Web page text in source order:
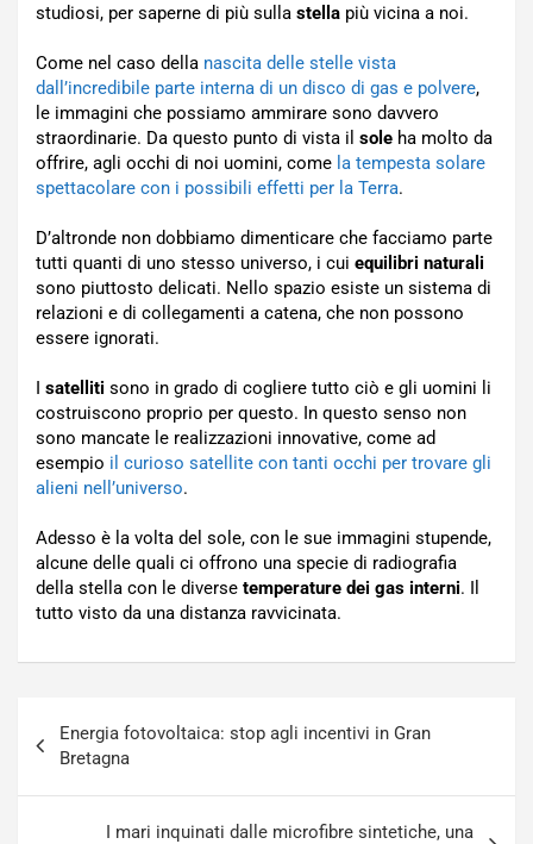
studiosi, per saperne di più sulla stella più vicina a noi.
Come nel caso della nascita delle stelle vista
dall’incredibile parte interna di un disco di gas e polvere,
le immagini che possiamo ammirare sono davvero
straordinarie. Da questo punto di vista il sole ha molto da
offrire, agli occhi di noi uomini, come la tempesta solare
spettacolare con i possibili effetti per la Terra.
D’altronde non dobbiamo dimenticare che facciamo parte
tutti quanti di uno stesso universo, i cui equilibri naturali
sono piuttosto delicati. Nello spazio esiste un sistema di
relazioni e di collegamenti a catena, che non possono
essere ignorati.
I satelliti sono in grado di cogliere tutto ciò e gli uomini li
costruiscono proprio per questo. In questo senso non
sono mancate le realizzazioni innovative, come ad
esempio il curioso satellite con tanti occhi per trovare gli
alieni nell’universo.
Adesso è la volta del sole, con le sue immagini stupende,
alcune delle quali ci offrono una specie di radiografia
della stella con le diverse temperature dei gas interni. Il
tutto visto da una distanza ravvicinata.
articoli
Energia fotovoltaica: stop agli incentivi in Gran
Bretagna
I mari inquinati dalle microfibre sintetiche, una